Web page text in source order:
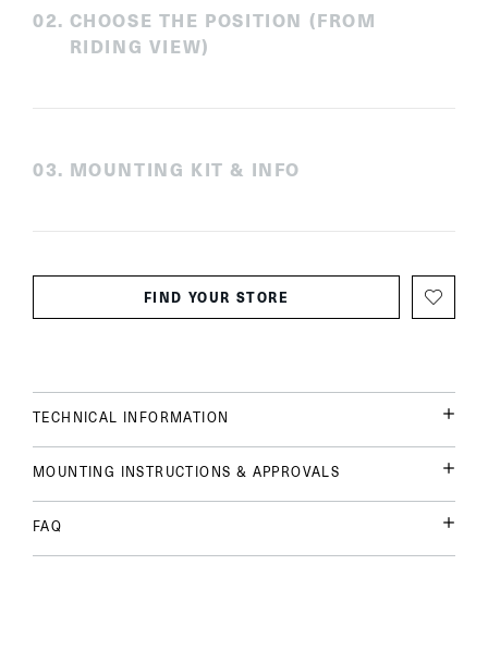
02. CHOOSE THE POSITION (FROM
RIDING VIEW)
03. MOUNTING KIT & INFO
FIND YOUR STORE
TECHNICAL INFORMATION
MOUNTING INSTRUCTIONS & APPROVALS
FAQ